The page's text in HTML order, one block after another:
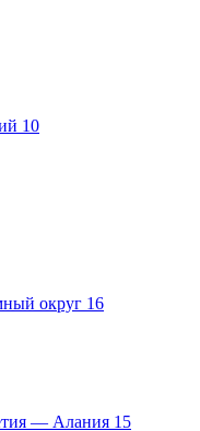
10
округ 16
— Алания 15